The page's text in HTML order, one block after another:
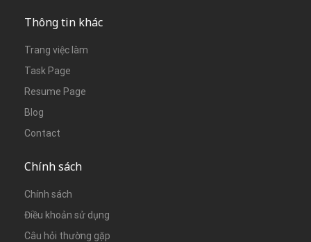
Thông tin khác
Trang việc làm
Task Page
Resume Page
Blog
Contact
Chính sách
Chính sách
Điều khoản sử dụng
Câu hỏi thường gặp